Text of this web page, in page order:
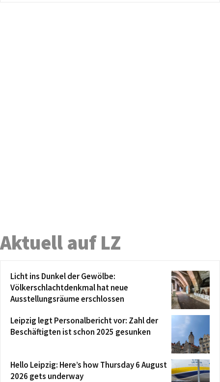
Aktuell auf LZ
Licht ins Dunkel der Gewölbe:
Völkerschlachtdenkmal hat neue
Ausstellungsräume erschlossen
Leipzig legt Personalbericht vor: Zahl der
Beschäftigten ist schon 2025 gesunken
Hello Leipzig: Here’s how Thursday 6 August
2026 gets underway